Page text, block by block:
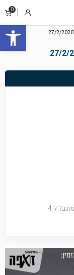
פתח
0
סל
התחבר
איסוף כרטיסים בקופות ביום המופע | מוגבל ל 4